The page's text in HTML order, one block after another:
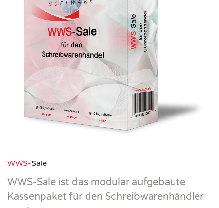
WWS-Sale
WWS-Sale ist das modular aufgebaute
Kassenpaket für den Schreibwarenhändler